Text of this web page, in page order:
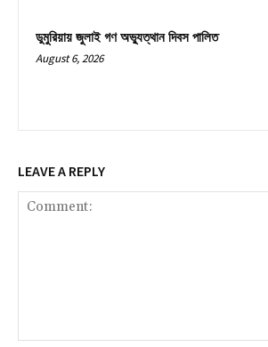
ডুমুরিয়ায় জুলাই গণ অভ্যুত্থান দিবস পালিত
August 6, 2026
LEAVE A REPLY